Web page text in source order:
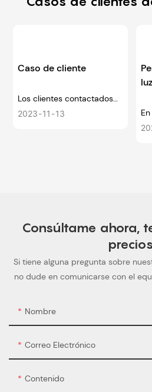
Caso de cliente
Los clientes contactados
por la exposición de Hong
2023 11 13
de
Consúltame ahora,
Si tiene alguna pregunta sobre
no dude en comunicarse con el
Nombre
Correo Electrónico
Contenido